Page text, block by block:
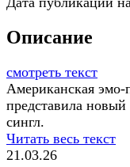
Описание
смотреть текст
Американская
представила
сингл.
Читать весь текст
21.03.26